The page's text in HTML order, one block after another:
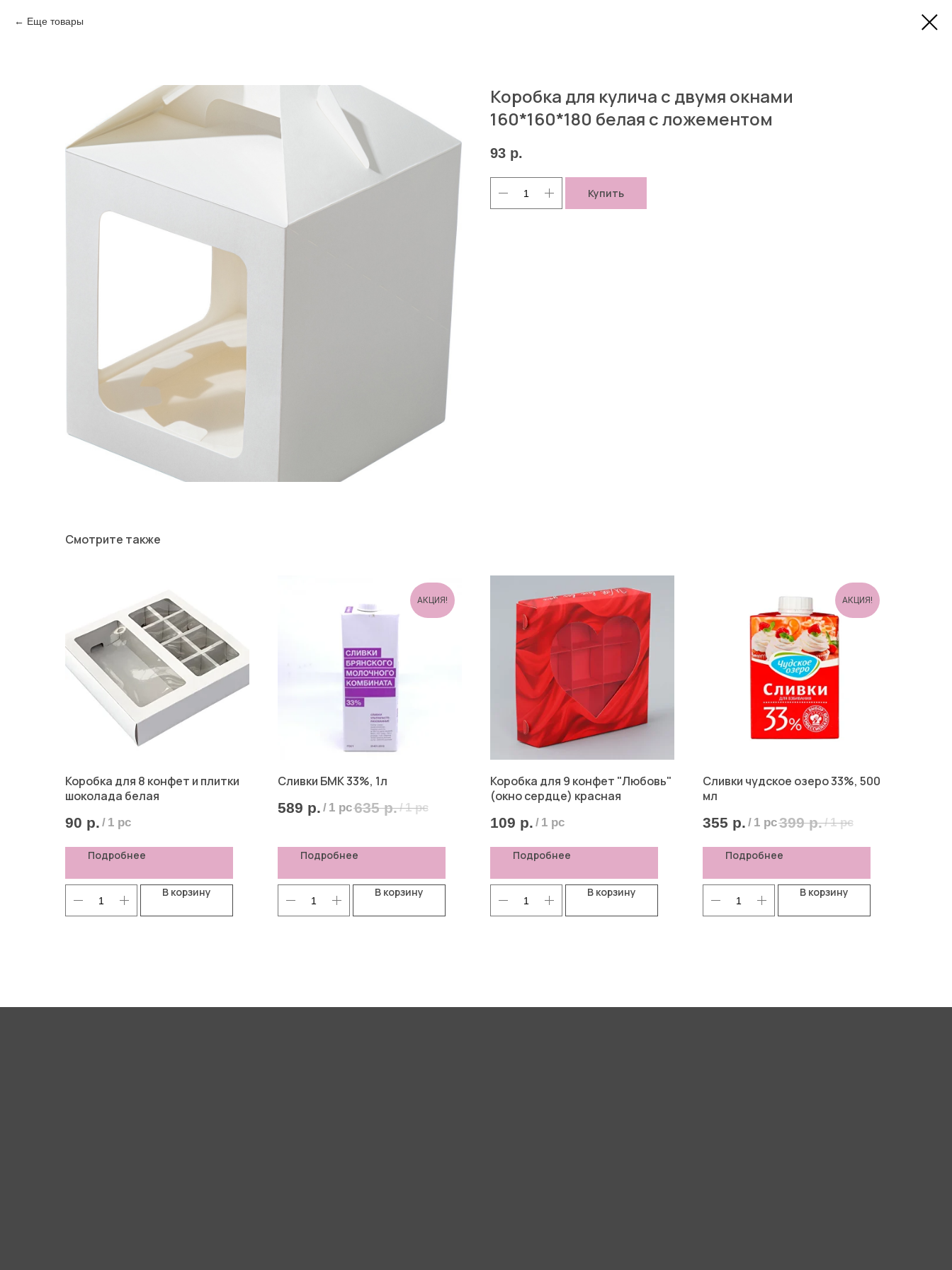
Еще товары
Коробка для кулича с двумя окнами
160*160*180 белая с ложементом
93 р.
Купить
Смотрите также
Коробка для 8 конфет и плитки
шоколада белая
90 р. / 1 pc
Подробнее
В корзину
АКЦИЯ!
Сливки БМК 33%, 1л
589 р. / 1 pc635 р./1 pc
Подробнее
В корзину
Коробка для 9 конфет "Любовь"
(окно сердце) красная
109 р. / 1 pc
Подробнее
В корзину
АКЦИЯ!
Сливки чудское озеро 33%, 500
мл
355 р. / 1 pc399 р./1 pc
Подробнее
В корзину